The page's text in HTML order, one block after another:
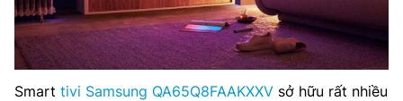
Smart tivi Samsung QA65Q8FAAKXXV sở hữu rất nhiều